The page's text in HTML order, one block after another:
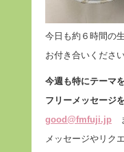
今日も約６時間の生
お付き合いください
今週も特にテーマ
フリーメッセージ
good@fmfuji.jp
メッセージやリク